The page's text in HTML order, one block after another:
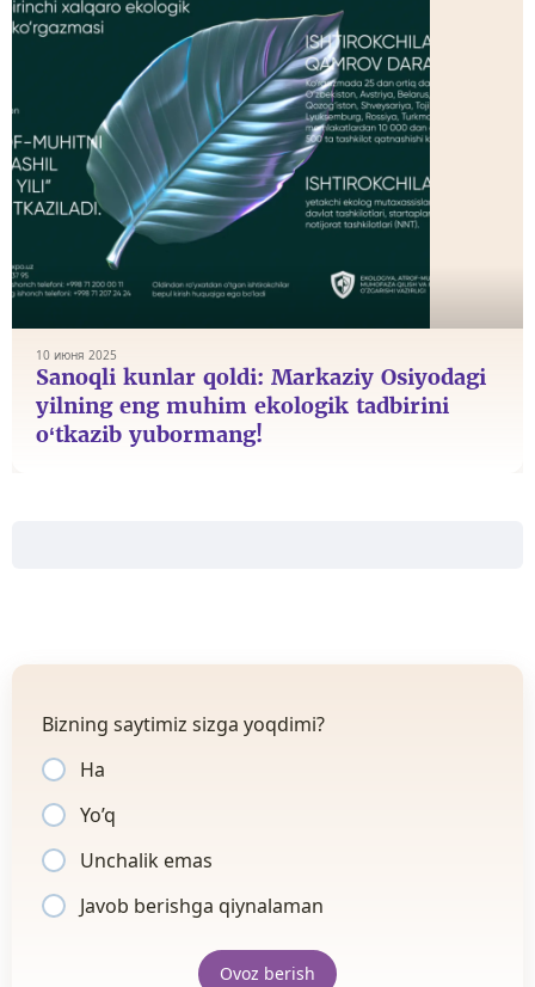
10 июня 2025
Sanoqli kunlar qoldi: Markaziy Osiyodagi
yilning eng muhim ekologik tadbirini
o‘tkazib yubormang!
Bizning saytimiz sizga yoqdimi?
Ha
Yo’q
Unchalik emas
Javob berishga qiynalaman
Ovoz berish